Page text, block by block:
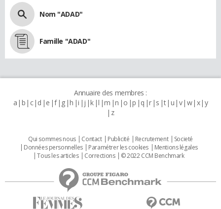
Nom "ADAD"
Famille "ADAD"
Annuaire des membres :
a b c d e f g h i j k l m n o p q r s t u v w x y
z
Qui sommes nous Contact Publicité Recrutement
Societé
Données personnelles
Paramétrer les cookies
Mentions légales
Tous les articles
Corrections © 2022 CCM Benchmark